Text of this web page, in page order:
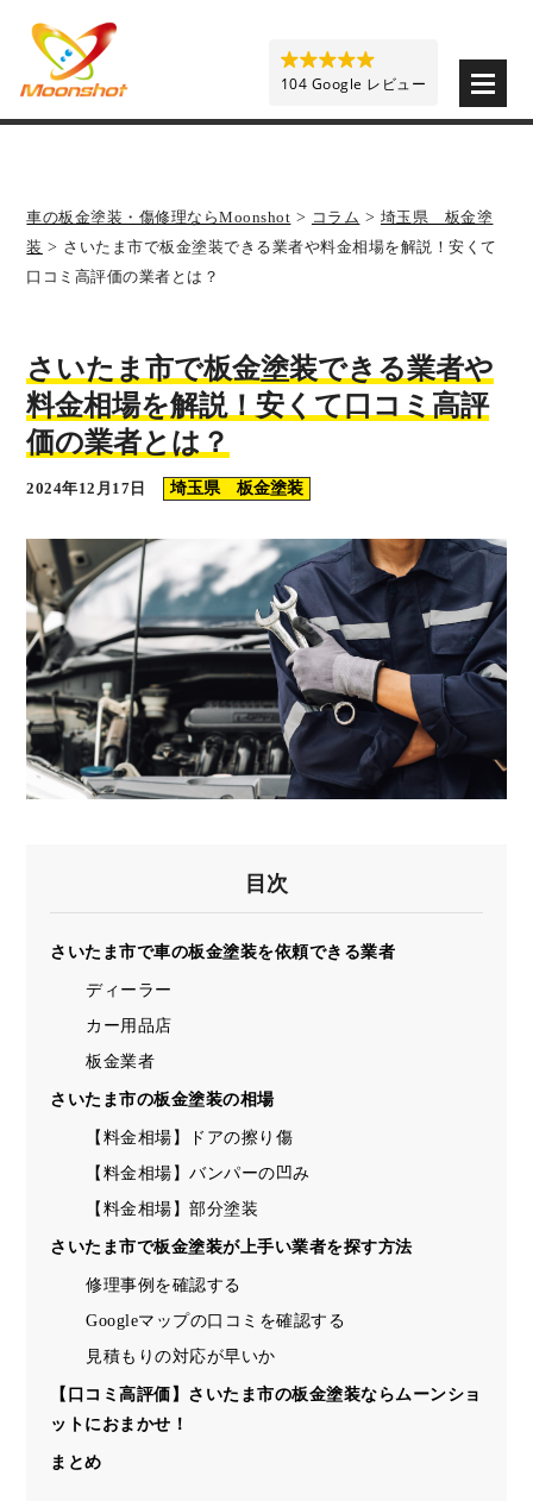
車の板金塗装・傷修理ならMoonshot > コラム > 埼玉県 板金塗
装 > さいたま市で板金塗装できる業者や料金相場を解説！安くて
口コミ高評価の業者とは？
さいたま市で板金塗装できる業者や
料金相場を解説！安くて口コミ高評
価の業者とは？
2024年12月17日 埼玉県 板金塗装
目次
さいたま市で車の板金塗装を依頼できる業者
ディーラー
カー用品店
板金業者
さいたま市の板金塗装の相場
【料金相場】ドアの擦り傷
【料金相場】バンパーの凹み
【料金相場】部分塗装
さいたま市で板金塗装が上手い業者を探す方法
修理事例を確認する
Googleマップの口コミを確認する
見積もりの対応が早いか
【口コミ高評価】さいたま市の板金塗装ならムーンショ
ットにおまかせ！
まとめ
104 Google レビュー